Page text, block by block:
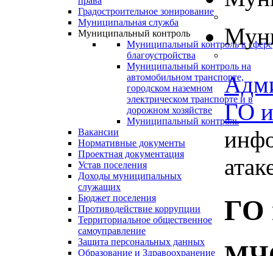
Градостроительное зонирование
Муниципальная служба
Муниципальный контроль
Муниципальный контроль в сфере
благоустройства
Муниципальный контроль на
автомобильном транспорте,
городском наземном
электрическом транспорте и в
дорожном хозяйстве
Муниципальный контроль
Вакансии
Нормативные документы
Проектная документация
Устав поселения
Доходы муниципальных
служащих
Бюджет поселения
Противодействие коррупции
Территориальное общественное
самоуправление
Защита персональных данных
Образование и Здравоохранение
ГО
ГО